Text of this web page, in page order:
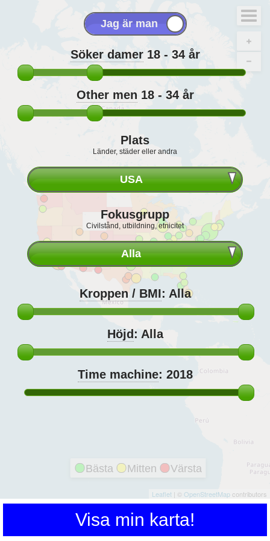
Bästa Mitten Värsta
Leaflet | © OpenStreetMapcontributors
Söker damer 18 - 34år
Other men 18 - 34år
Plats
Länder, städer eller andra
USA
Fokusgrupp
Civilstånd, utbildning, etnicitet
Alla
Kroppen / BMI: Alla
Höjd : Alla
Time machine: 2018
Visa min karta!